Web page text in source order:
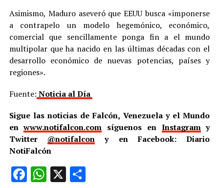
Asimismo, Maduro aseveró que EEUU busca «imponerse
a contrapelo un modelo hegemónico, económico,
comercial que sencillamente ponga fin a el mundo
multipolar que ha nacido en las últimas décadas con el
desarrollo económico de nuevas potencias, países y
regiones».
Fuente: Noticia al Día
Sigue las noticias de Falcón, Venezuela y el Mundo
enwww.notifalcon.com síguenos en Instagramy
Twitter @notifalcon y en Facebook: Diario
NotiFalcón
Facebook
WhatsApp
X